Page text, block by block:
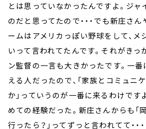
とは思っていなかったんですよ。ジャ
のだと思ってたので・・・でも新庄さ
ームはアメリカっぽい野球をして、メ
いって言われてたんです。それがきっ
ン監督の一言も大きかったです。一
える人だったので、「家族とコミュニ
か」っていうのが一番に来るわけです
めての経験だった。新庄さんからも「
行ったら？」ってずっと言われてて・・